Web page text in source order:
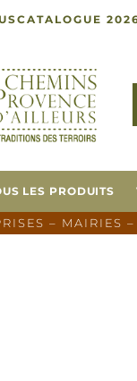
CATALOGUE
LES PRODUITS
– MAIRIES –